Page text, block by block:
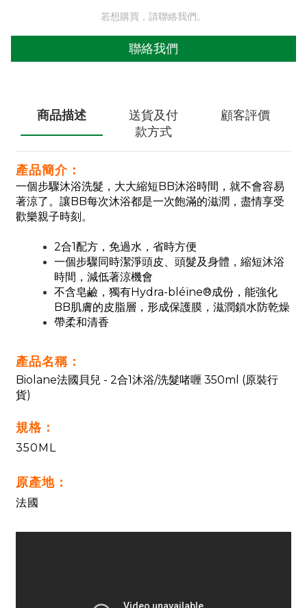
若想購買，請聯絡我們。
聯絡我們
商品描述
送貨及付
款方式
顧客評價
產品簡介：
一個步驟沐浴洗髮，大大縮短BB沐浴時間，就不會容易
著涼了。讓BB每次沐浴都是一次飽滿的滋潤，盡情享受
歡樂親子時刻。
2合1配方，免過水，省時方便​
一個步驟同時潔淨頭皮、頭髮及身體，縮短沐浴
時間，減低著涼機會
不含皂鹼，獨有Hydra-bléïne®成份，能強化
BB肌膚的皮脂層，形成保護膜，滋潤鎖水防乾燥
帶柔和清香
產品名稱：
Biolane法國貝兒 - 2合1沐浴/洗髮啫喱 350ml (原裝行
貨)
規格：
350ML
原產地：
法國